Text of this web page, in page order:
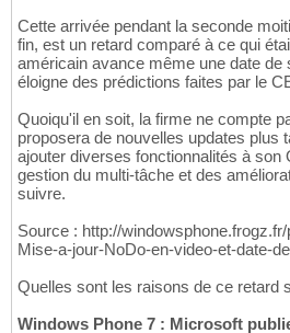
Cette arrivée pendant la seconde
fin, est un retard comparé à ce qui
américain avance même une date de
éloigne des prédictions faites par le
Quoiqu'il en soit, la firme ne compte
proposera de nouvelles updates plus
ajouter diverses fonctionnalités à son
gestion du multi-tâche et des
suivre.
Source : http://
Mise-a-jour-NoDo-en-video-et-date-
Quelles sont les raisons de ce retard
Windows Phone 7 : Microsoft